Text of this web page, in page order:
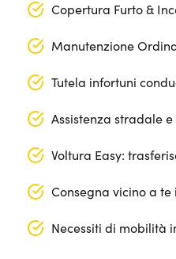
Copertura Furto &
Manutenzione
Tutela infortuni
Assistenza stradale
Voltura Easy:
Consegna vicino a
Necessiti di mobilità